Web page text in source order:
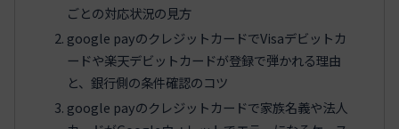
ごとの対応状況の見方
google payのクレジットカードでVisaデビットカ
ードや楽天デビットカードが登録で弾かれる理由
と、銀行側の条件確認のコツ
google payのクレジットカードで家族名義や法人